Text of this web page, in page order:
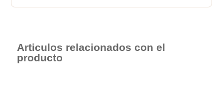
Articulos relacionados con el
producto